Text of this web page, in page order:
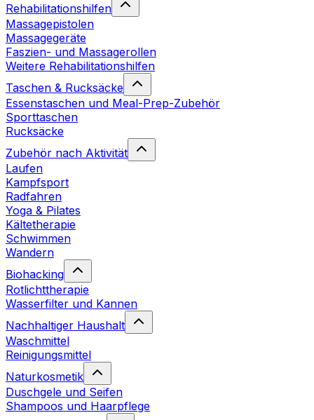
Rehabilitationshilfen
Massagepistolen
Massagegeräte
Faszien- und Massagerollen
Weitere Rehabilitationshilfen
Taschen & Rucksäcke
Essenstaschen und Meal-Prep-Zubehör
Sporttaschen
Rucksäcke
Zubehör nach Aktivität
Laufen
Kampfsport
Radfahren
Yoga & Pilates
Kältetherapie
Schwimmen
Wandern
Biohacking
Rotlichttherapie
Wasserfilter und Kannen
Nachhaltiger Haushalt
Waschmittel
Reinigungsmittel
Naturkosmetik
Duschgele und Seifen
Shampoos und Haarpflege